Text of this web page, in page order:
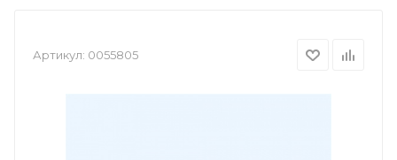
Артикул: 0055805